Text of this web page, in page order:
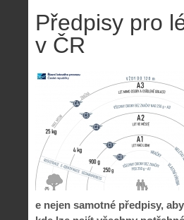
Předpisy pro
v ČR
e nejen samotné předpisy,